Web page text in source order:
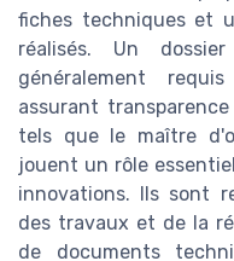
fiches techniques et
réalisés. Un
généralement
assurant
tels que le maître
jouent un rôle
innovations. Ils sont
des travaux et de la
de documents